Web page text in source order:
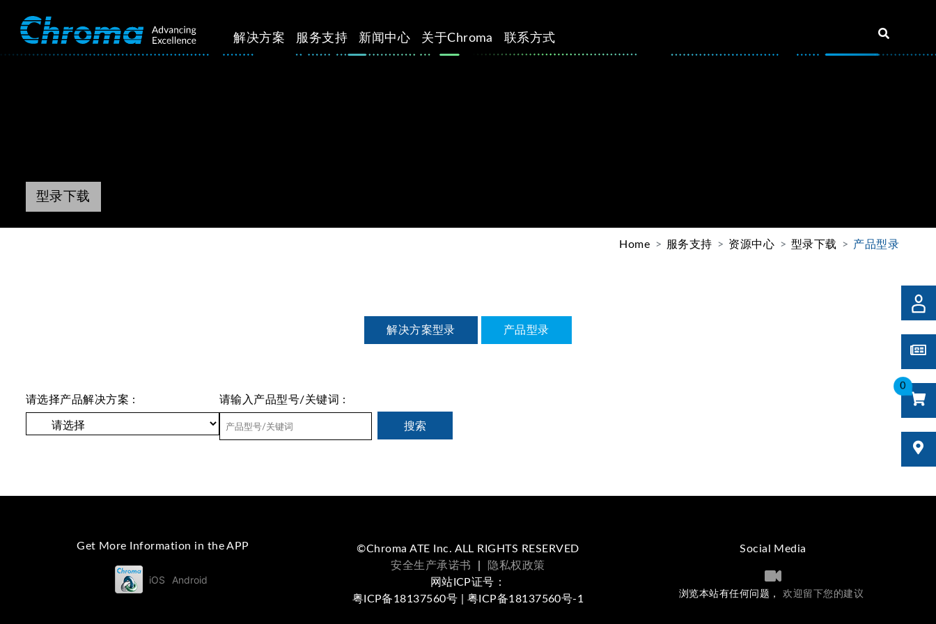
解决方案 服务支持 新闻中心 关于Chroma 联系方式
0
型录下载
Home 服务支持 资源中心 型录下载 产品型录
解决方案型录 产品型录
请选择产品解决方案 : 请输入产品型号/关键词 :
Get More Information in the APP
iOS Android
©Chroma ATE Inc. ALL RIGHTS RESERVED
安全生产承诺书
隐私权政策
网站ICP证号：
粤ICP备18137560号 | 粤ICP备18137560号-1
Social Media
浏览本站有任何问题， 欢迎留下您的建议